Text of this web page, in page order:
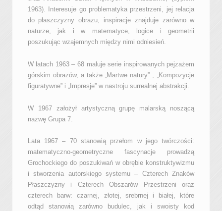
1963). Interesuje go problematyka przestrzeni, jej relacja
do płaszczyzny obrazu, inspiracje znajduje zarówno w
naturze, jak i w matematyce, logice i geometrii
poszukując wzajemnych między nimi odniesień.
W latach 1963 – 68 maluje serie inspirowanych pejzażem
górskim obrazów, a także „Martwe natury” , „Kompozycje
figuratywne” i „Impresje” w nastroju surrealnej abstrakcji.
W 1967 założył artystyczną grupę malarską noszącą
nazwę Grupa 7.
Lata 1967 – 70 stanowią przełom w jego twórczości:
matematyczno-geometryczne fascynacje prowadzą
Grochockiego do poszukiwań w obrębie konstruktywizmu
i stworzenia autorskiego systemu – Czterech Znaków
Płaszczyzny i Czterech Obszarów Przestrzeni oraz
czterech barw: czarnej, złotej, srebrnej i białej, które
odtąd stanowią zarówno budulec, jak i swoisty kod